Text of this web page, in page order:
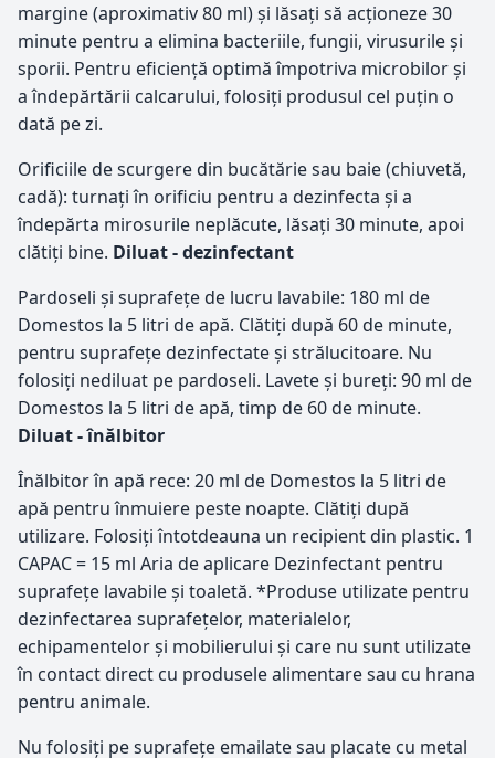
margine (aproximativ 80 ml) și lăsaţi să acţioneze 30
minute pentru a elimina bacteriile, fungii, virusurile și
sporii. Pentru eﬁcienţă optimă împotriva microbilor și
a îndepărtării calcarului, folosiți produsul cel puțin o
dată pe zi.
Oriﬁciile de scurgere din bucătărie sau baie (chiuvetă,
cadă): turnaţi în oriﬁciu pentru a dezinfecta și a
îndepărta mirosurile neplăcute, lăsaţi 30 minute, apoi
clătiţi bine. Diluat - dezinfectant
Pardoseli și suprafeţe de lucru lavabile: 180 ml de
Domestos la 5 litri de apă. Clătiți după 60 de minute,
pentru suprafețe dezinfectate și strălucitoare. Nu
folosiţi nediluat pe pardoseli. Lavete și bureţi: 90 ml de
Domestos la 5 litri de apă, timp de 60 de minute.
Diluat - înălbitor
Înălbitor în apă rece: 20 ml de Domestos la 5 litri de
apă pentru înmuiere peste noapte. Clătiți după
utilizare. Folosiţi întotdeauna un recipient din plastic. 1
CAPAC = 15 ml Aria de aplicare Dezinfectant pentru
suprafeţe lavabile și toaletă. *Produse utilizate pentru
dezinfectarea suprafețelor, materialelor,
echipamentelor și mobilierului și care nu sunt utilizate
în contact direct cu produsele alimentare sau cu hrana
pentru animale.
Nu folosiţi pe suprafeţe emailate sau placate cu metal